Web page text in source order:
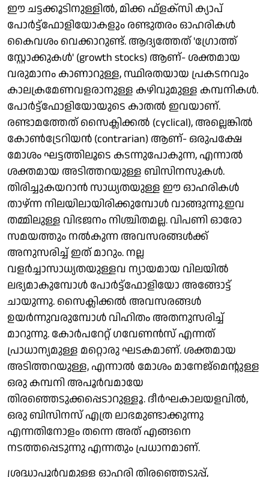
ഈ ചട്ടക്കൂടിനുള്ളില്‍, മിക്ക ഫ്‌ളക്സി ക്യാപ്
പോര്‍ട്ട്‌ഫോളിയോകളും രണ്ടുതരം ഓഹരികള്‍
കൈവശം വെക്കാറുണ്ട്. ആദ്യത്തേത് 'ഗ്രോത്ത്
സ്റ്റോക്കുകള്‍' (growth stocks) ആണ്- ശക്തമായ
വരുമാനം കാണാറുള്ള, സ്ഥിരതയായ പ്രകടനവും
കാലക്രമേണവളരാനുള്ള കഴിവുമുള്ള കമ്പനികള്‍.
പോര്‍ട്ട്‌ഫോളിയോയുടെ കാതല്‍ ഇവയാണ്.
രണ്ടാമത്തേത് സൈക്ലിക്കല്‍ (cyclical), അല്ലെങ്കില്‍
കോണ്‍ട്രേറിയന്‍ (contrarian) ആണ്- ഒരുപക്ഷേ
മോശം ഘട്ടത്തിലൂടെ കടന്നുപോകുന്ന, എന്നാല്‍
ശക്തമായ അടിത്തറയുള്ള ബിസിനസുകള്‍.
തിരിച്ചുകയറാന്‍ സാധ്യതയുള്ള ഈ ഓഹരികള്‍
താഴ്ന്ന നിലയിലായിരിക്കുമ്പോള്‍ വാങ്ങുന്നു.ഇവ
തമ്മിലുള്ള വിഭജനം നിശ്ചിതമല്ല. വിപണി ഓരോ
സമയത്തും നല്‍കുന്ന അവസരങ്ങള്‍ക്ക്
അനുസരിച്ച് ഇത് മാറും. നല്ല
വളര്‍ച്ചാസാധ്യതയുള്ളവ ന്യായമായ വിലയില്‍
ലഭ്യമാകുമ്പോള്‍ പോര്‍ട്ട്‌ഫോളിയോ അങ്ങോട്ട്
ചായുന്നു. സൈക്ലിക്കല്‍ അവസരങ്ങള്‍
ഉയര്‍ന്നുവരുമ്പോള്‍ വിഹിതം അതനുസരിച്ച്
മാറുന്നു. കോര്‍പറേറ്റ് ഗവേണന്‍സ് എന്നത്
പ്രാധാന്യമുള്ള മറ്റൊരു ഘടകമാണ്. ശക്തമായ
അടിത്തറയുള്ള, എന്നാല്‍ മോശം മാനേജ്‌മെന്റുള്ള
ഒരു കമ്പനി അപൂര്‍വമായേ
തിരഞ്ഞെടുക്കപ്പെടാറുള്ളൂ. ദീര്‍ഘകാലയളവില്‍,
ഒരു ബിസിനസ് എത്ര ലാഭമുണ്ടാക്കുന്നു
എന്നതിനോളം തന്നെ അത് എങ്ങനെ
നടത്തപ്പെടുന്നു എന്നതും പ്രധാനമാണ്.
ശ്രദ്ധാപൂര്‍വമുള്ള ഓഹരി തിരഞ്ഞെടുപ്പ്,